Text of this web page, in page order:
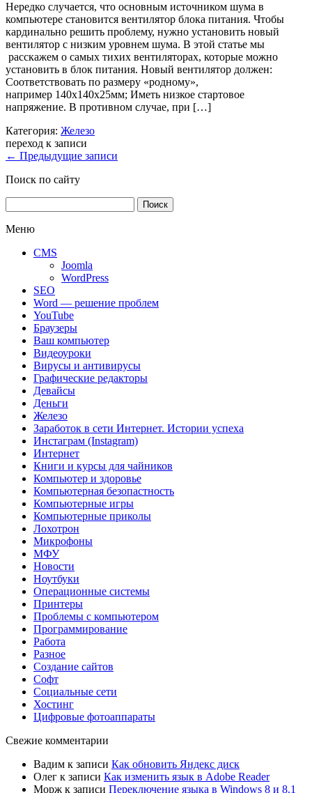
Нередко случается, что основным источником шума в
компьютере становится вентилятор блока питания. Чтобы
кардинально решить проблему, нужно установить новый
вентилятор с низким уровнем шума. В этой статье мы
расскажем о самых тихих вентиляторах, которые можно
установить в блок питания. Новый вентилятор должен:
Соответствовать по размеру «родному»,
например 140x140x25мм; Иметь низкое стартовое
напряжение. В противном случае, при […]
Категория: Железо
переход к записи
← Предыдущие записи
Поиск по сайту
Меню
CMS
Joomla
WordPress
SEO
Word — решение проблем
YouTube
Браузеры
Ваш компьютер
Видеоуроки
Вирусы и антивирусы
Графические редакторы
Девайсы
Деньги
Железо
Заработок в сети Интернет. Истории успеха
Инстаграм (Instagram)
Интернет
Книги и курсы для чайников
Компьютер и здоровье
Компьютерная безопастность
Компьютерные игры
Компьютерные приколы
Лохотрон
Микрофоны
МФУ
Новости
Ноутбуки
Операционные системы
Принтеры
Проблемы с компьютером
Программирование
Работа
Разное
Создание сайтов
Софт
Социальные сети
Хостинг
Цифровые фотоаппараты
Свежие комментарии
Вадим к записи Как обновить Яндекс диск
Олег к записи Как изменить язык в Adobe Reader
Морж к записи Переключение языка в Windows 8 и 8.1